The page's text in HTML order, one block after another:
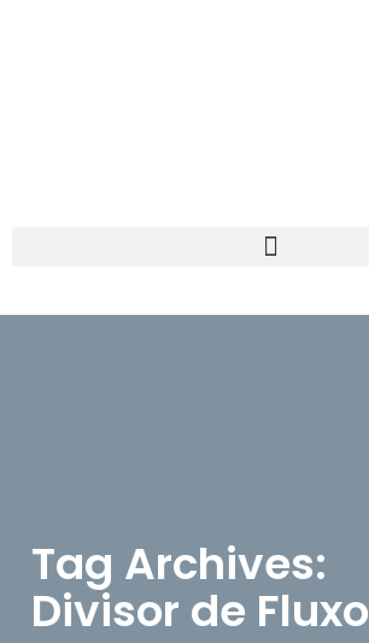
Tag Archives:
Divisor de Fluxo